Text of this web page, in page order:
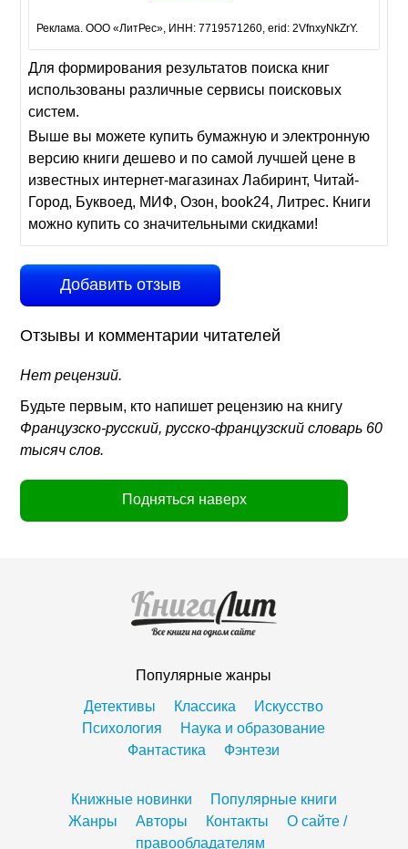
Реклама. ООО «ЛитРес», ИНН: 7719571260, erid: 2VfnxyNkZrY.
Для формирования результатов поиска книг
использованы различные сервисы поисковых
систем.
Выше вы можете купить бумажную и электронную
версию книги дешево и по самой лучшей цене в
известных интернет-магазинах Лабиринт, Читай-
Город, Буквоед, МИФ, Озон, book24, Литрес. Книги
можно купить со значительными скидками!
Добавить отзыв
Отзывы и комментарии читателей
Нет рецензий.
Будьте первым, кто напишет рецензию на книгу
Французско-русский, русско-французский словарь 60
тысяч слов.
Подняться наверх
Популярные жанры
Детективы
Классика
Искусство
Психология
Наука и образование
Фантастика
Фэнтези
Книжные новинки
Популярные книги
Жанры
Авторы Контакты
О сайте /
правообладателям